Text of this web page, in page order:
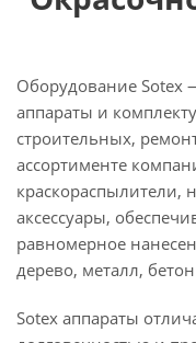
Оборудование Sotex
аппараты и
строительных,
ассортименте
краскораспылители,
аксессуары,
равномерное
дерево, металл,
Sotex аппараты